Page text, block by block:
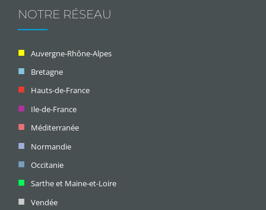
NOTRE RÉSEAU
Auvergne-Rhône-Alpes
Bretagne
Hauts-de-France
Ile-de-France
Méditerranée
Normandie
Occitanie
Sarthe et Maine-et-Loire
Vendée